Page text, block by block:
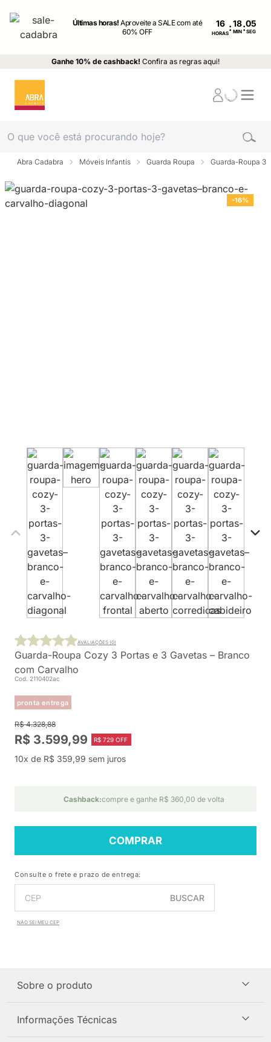
Últimas horas!Aproveite a SALE com até
60% OFF
16
HORAS: MIN : SEG
Ganhe 10% de cashback! Confira as regras aqui!
Abra Cadabra Móveis Infantis Guarda Roupa Guarda-Roupa 3
-16%
Guarda-Roupa Cozy 3 Portas e 3 Gavetas – Branco
com Carvalho
Cod. 2110402ac
pronta entrega
AVALIAÇÕES (0)
R$ 4.328,88
R$ 3.599,99 R$ 729 OFF
10x de R$ 359,99 sem juros
Cashback:compre e ganhe R$ 360,00 de volta
COMPRAR
Consulte o frete e prazo de entrega:
BUSCAR
NÃO SEI MEU CEP
Sobre o produto
Informações Técnicas